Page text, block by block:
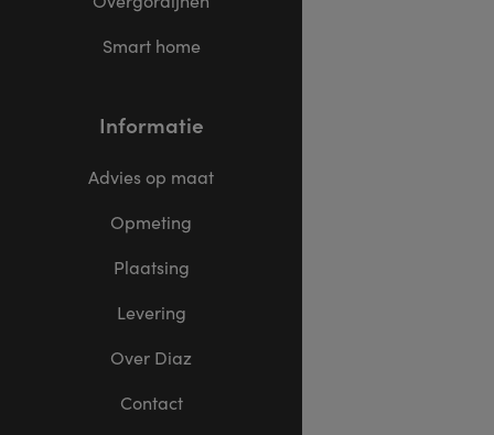
Smart home
Informatie
Advies op maat
Opmeting
Plaatsing
Levering
Over Diaz
Contact